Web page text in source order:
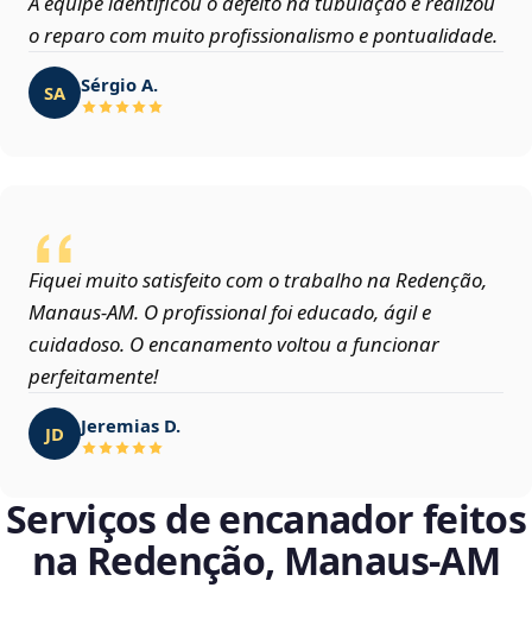
o reparo com muito profissionalismo e pontualidade.
SA Sérgio A.
Fiquei muito satisfeito com o trabalho na Redenção,
Manaus‑AM. O profissional foi educado, ágil e
cuidadoso. O encanamento voltou a funcionar
perfeitamente!
JD Jeremias D.
Serviços de encanador feitos
na Redenção, Manaus‑AM